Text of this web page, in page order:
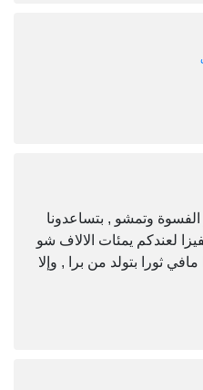
وتمشو , بتساعدونا
لعندكم يمئات الالاف شو
ثورا بتولد من برا , وإلا